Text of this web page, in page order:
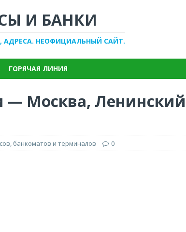
И БАНКИ
АДРЕСА. НЕОФИЦИАЛЬНЫЙ САЙТ.
ГОРЯЧАЯ ЛИНИЯ
— Москва, Ленинский
банкоматов и терминалов 0